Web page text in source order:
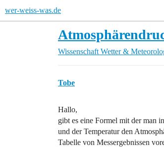
wer-weiss-was.de
Wissenschaft Wetter &
Tobe
Hallo,
gibt es eine Formel mit der man
und der Temperatur den
Tabelle von Messergebnissen